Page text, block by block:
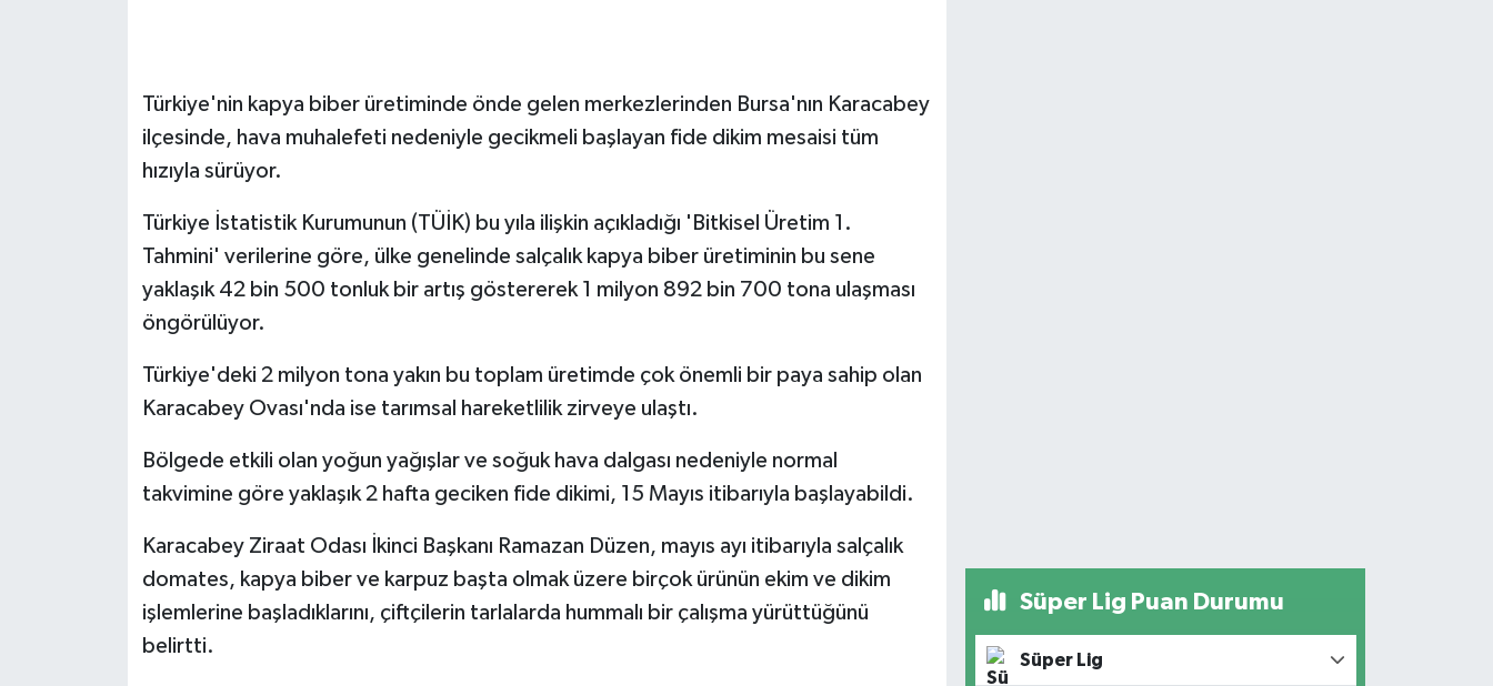
Türkiye'nin kapya biber üretiminde önde gelen merkezlerinden Bursa'nın Karacabey
ilçesinde, hava muhalefeti nedeniyle gecikmeli başlayan fide dikim mesaisi tüm
hızıyla sürüyor.
Türkiye İstatistik Kurumunun (TÜİK) bu yıla ilişkin açıkladığı 'Bitkisel Üretim 1.
Tahmini' verilerine göre, ülke genelinde salçalık kapya biber üretiminin bu sene
yaklaşık 42 bin 500 tonluk bir artış göstererek 1 milyon 892 bin 700 tona ulaşması
öngörülüyor.
Türkiye'deki 2 milyon tona yakın bu toplam üretimde çok önemli bir paya sahip olan
Karacabey Ovası'nda ise tarımsal hareketlilik zirveye ulaştı.
Bölgede etkili olan yoğun yağışlar ve soğuk hava dalgası nedeniyle normal
takvimine göre yaklaşık 2 hafta geciken fide dikimi, 15 Mayıs itibarıyla başlayabildi.
Karacabey Ziraat Odası İkinci Başkanı Ramazan Düzen, mayıs ayı itibarıyla salçalık
domates, kapya biber ve karpuz başta olmak üzere birçok ürünün ekim ve dikim
işlemlerine başladıklarını, çiftçilerin tarlalarda hummalı bir çalışma yürüttüğünü
belirtti.
Süper Lig Puan Durumu
Süper Lig
HABERDE İNSAN
İş Dünyası
KÜLTÜR SANAT
Otomobil